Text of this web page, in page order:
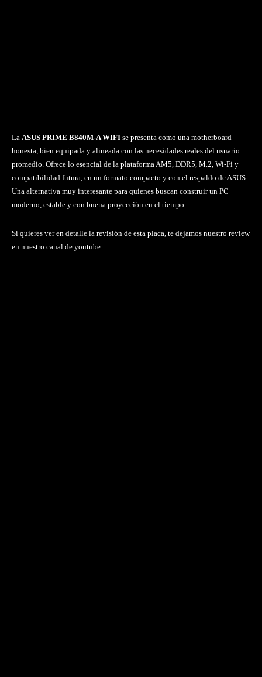
La ASUS PRIME B840M-A WIFI se presenta como una motherboard
honesta, bien equipada y alineada con las necesidades reales del usuario
promedio. Ofrece lo esencial de la plataforma AM5, DDR5, M.2, Wi-Fi y
compatibilidad futura, en un formato compacto y con el respaldo de ASUS.
Una alternativa muy interesante para quienes buscan construir un PC
moderno, estable y con buena proyección en el tiempo
Si quieres ver en detalle la revisión de esta placa, te dejamos nuestro review
en nuestro canal de youtube.